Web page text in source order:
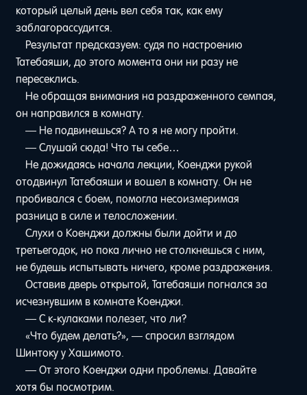
который целый день вел себя так, как ему
заблагорассудится.
Результат предсказуем: судя по настроению
Татебаяши, до этого момента они ни разу не
пересеклись.
Не обращая внимания на раздраженного семпая,
он направился в комнату.
— Не подвинешься? А то я не могу пройти.
— Слушай сюда! Что ты себе…
Не дожидаясь начала лекции, Коенджи рукой
отодвинул Татебаяши и вошел в комнату. Он не
пробивался с боем, помогла несоизмеримая
разница в силе и телосложении.
Слухи о Коенджи должны были дойти и до
третьегодок, но пока лично не столкнешься с ним,
не будешь испытывать ничего, кроме раздражения.
Оставив дверь открытой, Татебаяши погнался за
исчезнувшим в комнате Коенджи.
— С к-кулаками полезет, что ли?
«Что будем делать?», — спросил взглядом
Шинтоку у Хашимото.
— От этого Коенджи одни проблемы. Давайте
хотя бы посмотрим.